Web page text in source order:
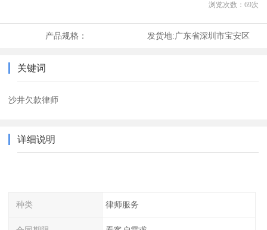
浏览次数： 69次
产品规格： 发货地:广东省深圳市宝安区
关键词
沙井欠款律师
详细说明
种类 律师服务